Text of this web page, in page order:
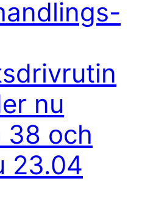
nu
38 och
23.04